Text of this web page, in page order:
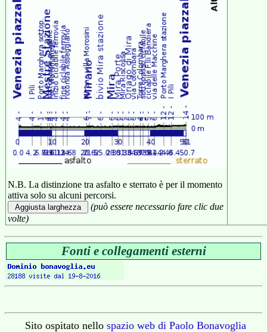
N.B. La distinzione tra asfalto e sterrato è per il momento
attiva solo su alcuni percorsi.
(può essere necessario fare clic due
volte)
Fonti e collegamenti esterni
Sito ospitato nellospazio web di Paolo Bonavoglia